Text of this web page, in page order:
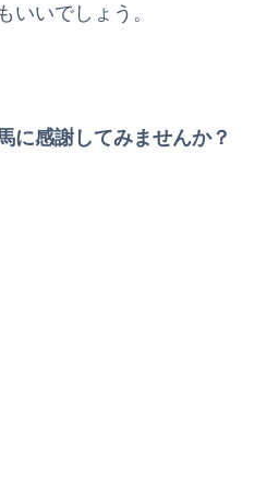
いいでしょう。
に感謝してみませんか？